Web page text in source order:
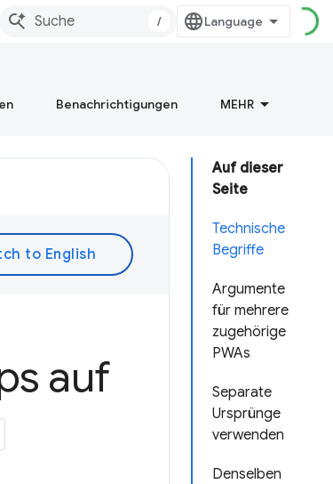
/
Benachrichtigungen MEHR
Auf dieser
Seite
Technische
Begriffe
Argumente
für mehrere
zugehörige
PWAs
Separate
Ursprünge
verwenden
Denselben
auf